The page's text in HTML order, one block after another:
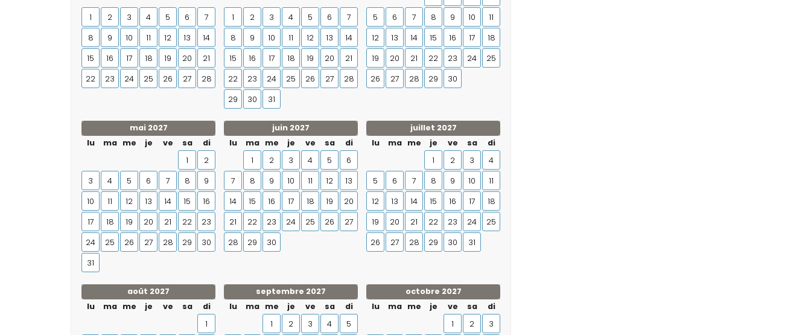
1 2 3 4 5 6
7
8
9 10 11 12 13
14
15
16 17 18 19 20
21
22
23 24 25 26 27 28
1 2 3 4 5 6
7
8
9 10 11 12 13
14
15
16 17 18 19 20
21
22
23 24 25 26 27
28
29
30 31
5
6 7 8 9 10
11
12
13 14 15 16 17
18
19
20 21 22 23 24
25
26
27 28 29 30
mai 2027
lu
ma me je ve sa
di
1
2
3
4 5 6 7 8
9
10
11 12 13 14 15
16
17
18 19 20 21 22
23
24
25 26 27 28 29
30
31
juin 2027
lu
ma me je ve sa
di
1
2 3 4 5
6
7
8 9 10 11 12
13
14
15 16 17 18 19
20
21
22 23 24 25 26
27
28
29 30
juillet 2027
lu
ma me je ve sa
di
1
2 3
4
5
6 7 8 9 10
11
12
13 14 15 16 17
18
19
20 21 22 23 24
25
26
27 28 29 30 31
août 2027
lu
ma me je ve sa
di
1
septembre 2027
lu
ma me je ve sa
di
1
2 3 4 5
octobre 2027
lu
ma me je ve sa
di
1
2 3